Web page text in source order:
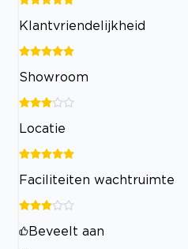
Klantvriendelijkheid
Showroom
Locatie
Faciliteiten wachtruimte
Beveelt aan